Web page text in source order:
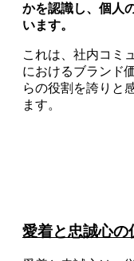
かを認識し、個人
います。
これは、社内コミ
におけるブランド
らの役割を誇りと
ます。
愛着と忠誠心の